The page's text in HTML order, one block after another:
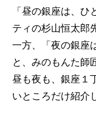
「昼の銀座は、
ティの杉山恒太郎
一方、「夜の銀座
と、みのもんた師
昼も夜も、銀座１
いところだけ紹介